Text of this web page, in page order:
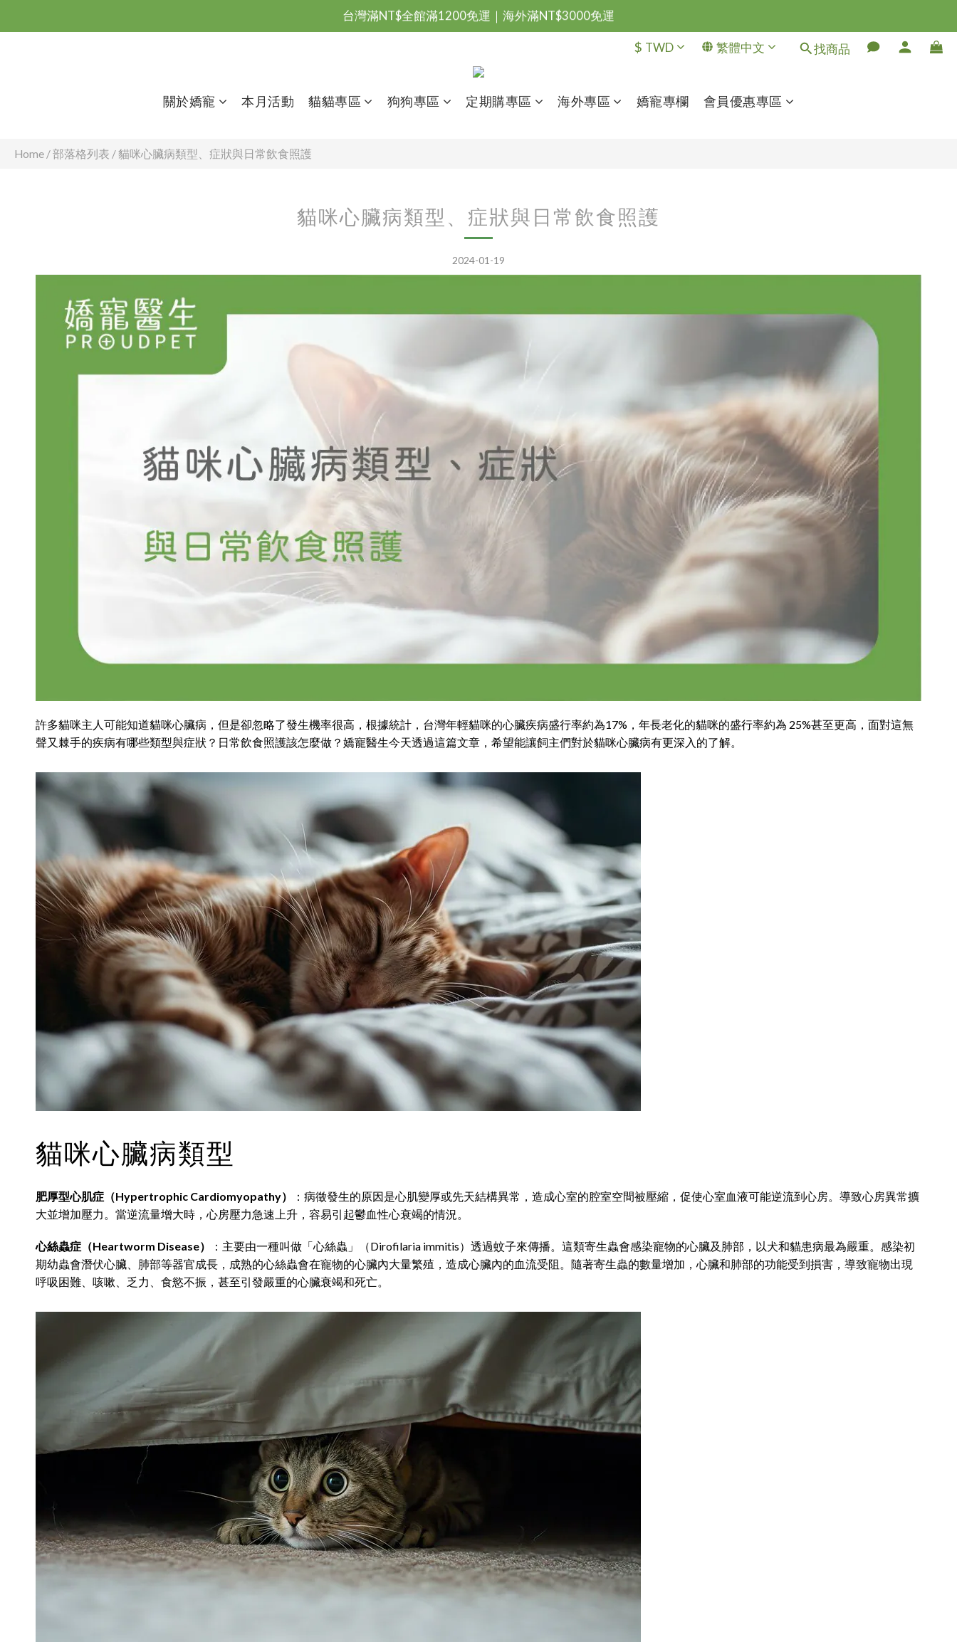
台灣滿NT$全館滿1200免運｜海外滿NT$3000免運
會員優惠專區由此進
$ TWD 繁體中文 找商品
關於嬌寵 本月活動 貓貓專區 狗狗專區 定期購專區 海外專區 嬌寵專欄 會員優惠專區
Home /部落格列表 /貓咪心臟病類型、症狀與日常飲食照護
貓咪心臟病類型、症狀與日常飲食照護
2024-01-19
許多貓咪主人可能知道貓咪心臟病，但是卻忽略了發生機率很高，根據統計，台灣年輕貓咪的心臟疾病盛行率約為17%，年長老化的貓咪的盛行率約為 25%甚至更高，面對這無
聲又棘手的疾病有哪些類型與症狀？日常飲食照護該怎麼做？嬌寵醫生今天透過這篇文章，希望能讓飼主們對於貓咪心臟病有更深入的了解。
貓咪心臟病類型
肥厚型心肌症（Hypertrophic Cardiomyopathy）
：病徵發生的原因是心肌變厚或先天結構異常，造成心室的腔室空間被壓縮，促使心室血液可能逆流到心房。導致心房異常擴
大並增加壓力。當逆流量增大時，心房壓力急速上升，容易引起鬱血性心衰竭的情況。
心絲蟲症（Heartworm Disease）
：主要由一種叫做「心絲蟲」（Dirofilaria immitis）透過蚊子來傳播。這類寄生蟲會感染寵物的心臟及肺部，以犬和貓患病最為嚴重。感染初
期幼蟲會潛伏心臟、肺部等器官成長，成熟的心絲蟲會在寵物的心臟內大量繁殖，造成心臟內的血流受阻。隨著寄生蟲的數量增加，心臟和肺部的功能受到損害，導致寵物出現
呼吸困難、咳嗽、乏力、食慾不振，甚至引發嚴重的心臟衰竭和死亡。